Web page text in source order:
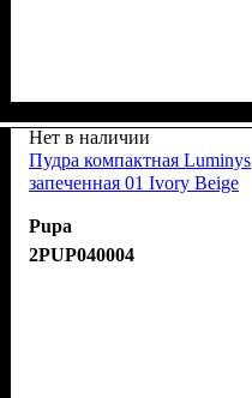
Нет в наличии
Пудра компактная Luminys
запеченная 01 Ivory Beige
Pupa
2PUP040004